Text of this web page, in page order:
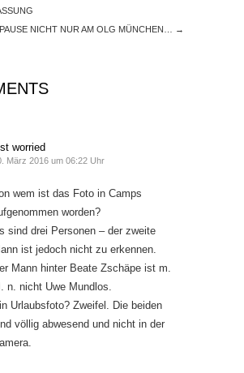
NICHT NUR AM OLG MÜNCHEN…
→
worried
März 2016 um 06:22 Uhr
wem ist das Foto in Camps
worden?
sind drei Personen – der zweite
ist jedoch nicht zu erkennen.
Mann hinter Beate Zschäpe ist m.
n. nicht Uwe Mundlos.
Urlaubsfoto? Zweifel. Die beiden
völlig abwesend und nicht in der